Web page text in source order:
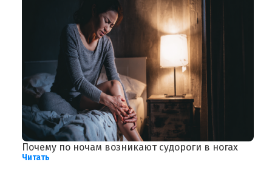
Почему по ночам возникают судороги в ногах
Читать